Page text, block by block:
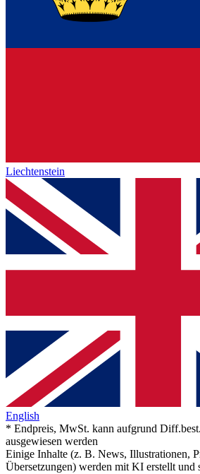
Liechtenstein
English
* Endpreis, MwSt. kann aufgrund
ausgewiesen werden
Einige Inhalte (z. B. News, Illustrationen,
Übersetzungen) werden mit KI erstellt und